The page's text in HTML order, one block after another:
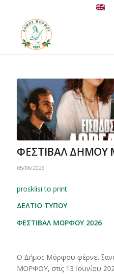
ΦΕΣΤΙΒΑΛ
05/06/2026
prosklisi to print
ΔΕΛΤΙΟ ΤΥΠΟΥ
ΦΕΣΤΙΒΑΛ ΜΟΡΦΟΥ 2026
Ο Δήμος Μόρφου φέρνει
ΜΟΡΦΟΥ, στις 13 Ιουνίου